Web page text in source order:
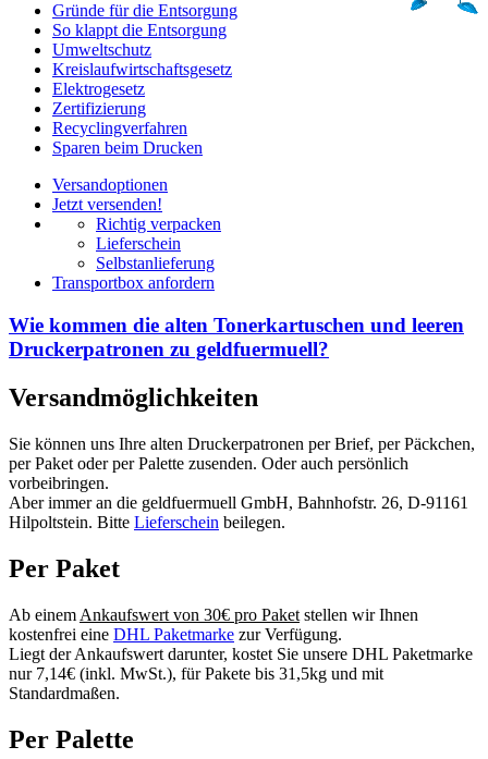
Gründe für die Entsorgung
So klappt die Entsorgung
Umweltschutz
Kreislaufwirtschaftsgesetz
Elektrogesetz
Zertifizierung
Recyclingverfahren
Sparen beim Drucken
Versandoptionen
Jetzt versenden!
Richtig verpacken
Lieferschein
Selbstanlieferung
Transportbox anfordern
Wie kommen die alten Tonerkartuschen und leeren
Druckerpatronen zu geldfuermuell?
Versandmöglichkeiten
Sie können uns Ihre alten Druckerpatronen per Brief, per Päckchen,
per Paket oder per Palette zusenden. Oder auch persönlich
vorbeibringen.
Aber immer an die geldfuermuell GmbH, Bahnhofstr. 26, D-91161
Hilpoltstein. Bitte Lieferschein beilegen.
Per Paket
Ab einem Ankaufswert von 30€ pro Paket stellen wir Ihnen
kostenfrei eine DHL Paketmarke zur Verfügung.
Liegt der Ankaufswert darunter, kostet Sie unsere DHL Paketmarke
nur 7,14€ (inkl. MwSt.), für Pakete bis 31,5kg und mit
Standardmaßen.
Per Palette